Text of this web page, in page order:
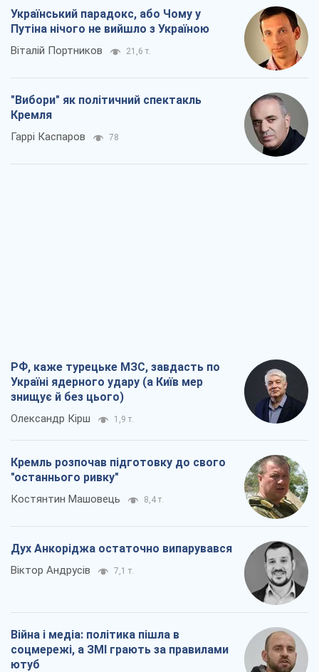
Український парадокс, або Чому у
Путіна нічого не вийшло з Україною
Віталій Портников 21,6 т.
"Вибори" як політичний спектакль
Кремля
Гаррі Каспаров 78
РФ, каже турецьке МЗС, завдасть по
Україні ядерного удару (а Київ мер
знищує й без цього)
Олександр Кірш 1,9 т.
Кремль розпочав підготовку до свого
"останнього ривку"
Костянтин Машовець 8,4 т.
Дух Анкоріджа остаточно випарувався
Віктор Андрусів 7,1 т.
Війна і медіа: політика пішла в
соцмережі, а ЗМІ грають за правилами
ютуб